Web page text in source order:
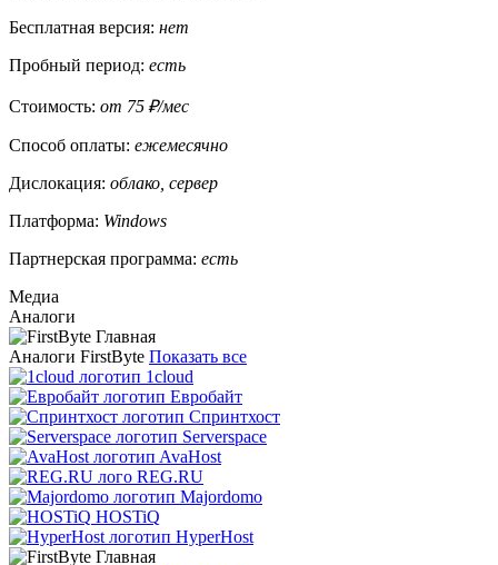
Бесплатная версия: нет
Пробный период: есть
Стоимость: от 75 ₽/мес
Способ оплаты: ежемесячно
Дислокация: облако, сервер
Платформа: Windows
Партнерская программа: есть
Медиа
Аналоги
Аналоги FirstByte Показать все
1cloud
Евробайт
Спринтхост
Serverspace
AvaHost
REG.RU
Majordomo
HOSTiQ
HyperHost